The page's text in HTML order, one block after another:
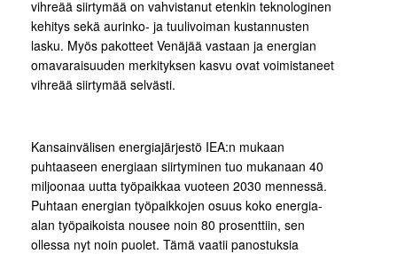
vihreää siirtymää on vahvistanut etenkin teknologinen
kehitys sekä aurinko- ja tuulivoiman kustannusten
lasku. Myös pakotteet Venäjää vastaan ja energian
omavaraisuuden merkityksen kasvu ovat voimistaneet
vihreää siirtymää selvästi.
Kansainvälisen energiajärjestö IEA:n mukaan
puhtaaseen energiaan siirtyminen tuo mukanaan 40
miljoonaa uutta työpaikkaa vuoteen 2030 mennessä.
Puhtaan energian työpaikkojen osuus koko energia-
alan työpaikoista nousee noin 80 prosenttiin, sen
ollessa nyt noin puolet. Tämä vaatii panostuksia